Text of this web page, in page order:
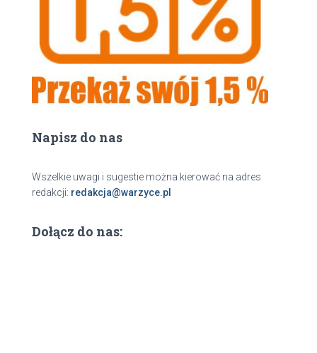
Napisz do nas
Wszelkie uwagi i sugestie można kierować na adres
redakcji: redakcja@warzyce.pl
Dołącz do nas: